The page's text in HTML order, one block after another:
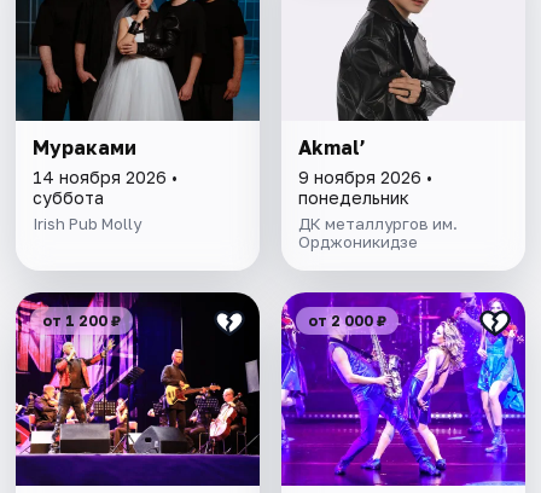
Мураками
14 ноября 2026 •
суббота
Irish Pub Molly
Akmal’
9 ноября 2026 •
понедельник
ДК металлургов им.
Орджоникидзе
от 1 200 ₽ от 2 000 ₽